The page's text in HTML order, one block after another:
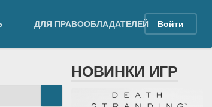
ДЛЯ ПРАВООБЛАДАТЕЛЕЙ Войти
НОВИНКИ ИГР